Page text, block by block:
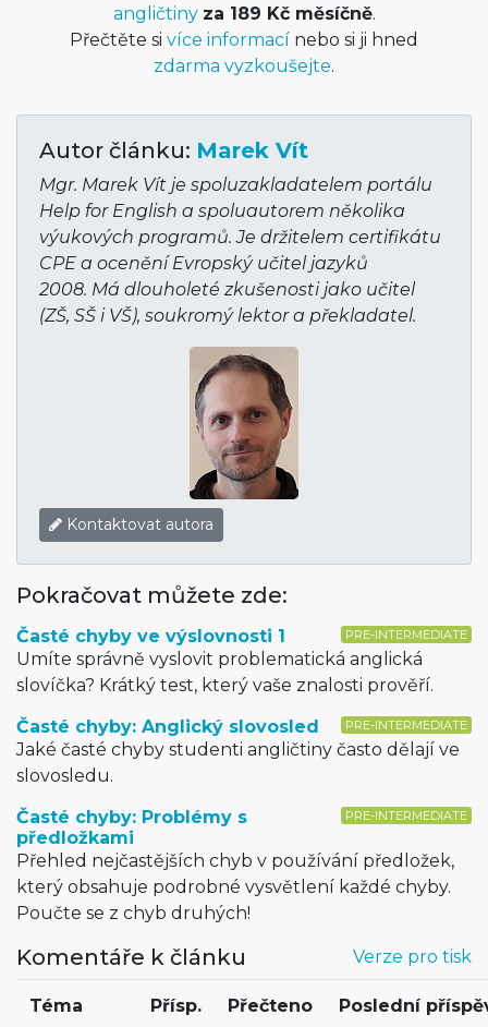
angličtiny za 189 Kč měsíčně.
Přečtěte si více informací nebo si ji hned
zdarma vyzkoušejte.
Autor článku: Marek Vít
Mgr. Marek Vít je spoluzakladatelem portálu
Help for English a spoluautorem několika
výukových programů. Je držitelem certifikátu
CPE a ocenění Evropský učitel jazyků
2008. Má dlouholeté zkušenosti jako učitel
(ZŠ, SŠ i VŠ), soukromý lektor a překladatel.
Kontaktovat autora
Pokračovat můžete zde:
PRE-INTERMEDIATE
Časté chyby ve výslovnosti 1
Umíte správně vyslovit problematická anglická
slovíčka? Krátký test, který vaše znalosti prověří.
PRE-INTERMEDIATE
Časté chyby: Anglický slovosled
Jaké časté chyby studenti angličtiny často dělají ve
slovosledu.
PRE-INTERMEDIATE
Časté chyby: Problémy s
předložkami
Přehled nejčastějších chyb v používání předložek,
který obsahuje podrobné vysvětlení každé chyby.
Poučte se z chyb druhých!
Verze pro tisk
Komentáře k článku
Téma Přísp. Přečteno Poslední